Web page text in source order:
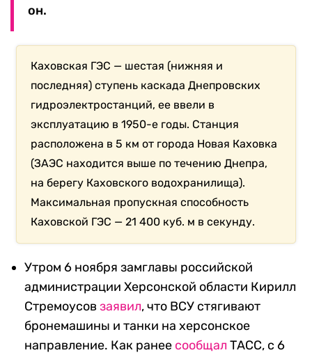
он.
Каховская ГЭС — шестая (нижняя и
последняя) ступень каскада Днепровских
гидроэлектростанций, ее ввели в
эксплуатацию в 1950-е годы. Станция
расположена в 5 км от города Новая Каховка
(ЗАЭС находится выше по течению Днепра,
на берегу Каховского водохранилища).
Максимальная пропускная способность
Каховской ГЭС — 21 400 куб. м в секунду.
Утром 6 ноября замглавы российской
администрации Херсонской области Кирилл
Стремоусов заявил, что ВСУ стягивают
бронемашины и танки на херсонское
направление. Как ранее сообщал ТАСС, с 6